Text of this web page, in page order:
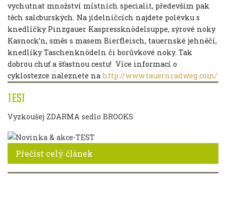
TEST
Vyzkoušej ZDARMA sedlo BROOKS
Přečíst celý článek
vychutnat množství místních specialit, především pak
těch salcburských. Na jídelníčcích najdete polévku s
knedlíčky Pinzgauer Kaspressknödelsuppe, sýrové noky
Kasnock’n, směs s masem Bierfleisch, tauernské jehněčí,
knedlíky Taschenknödeln či borůvkové noky. Tak
dobrou chuť a šťastnou cestu! Více informací o
cyklostezce naleznete na http://www.tauernradweg.com/